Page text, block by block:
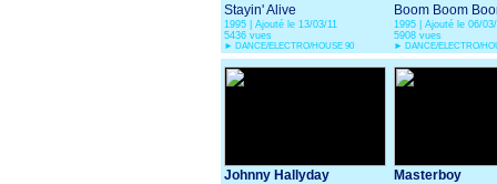
Stayin' Alive
1995 | Ajouté le 13/03/11
5436 vues
► DANCE/ELECTRO/HOUSE 90
Boom Boom
1995 | Ajouté le 06/
5908 vues
► DANCE/ELECTRO/
Johnny Hallyday
Masterboy